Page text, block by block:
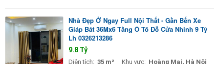
Nhà Đẹp Ở Ngay Full Nội Thất - Gần Bến Xe
Giáp Bát 36Mx6 Tầng Ô Tô Đỗ Cửa Nhỉnh 9 Tỷ
Lh 0326213286
9.8 Tỷ
Diện tích: 35 m² Khu vực: Hoàng Mai, Hà Nội